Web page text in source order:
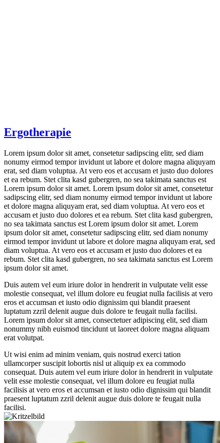
Ergotherapie
Lorem ipsum dolor sit amet, consetetur sadipscing elitr, sed diam
nonumy eirmod tempor invidunt ut labore et dolore magna aliquyam
erat, sed diam voluptua. At vero eos et accusam et justo duo dolores
et ea rebum. Stet clita kasd gubergren, no sea takimata sanctus est
Lorem ipsum dolor sit amet. Lorem ipsum dolor sit amet, consetetur
sadipscing elitr, sed diam nonumy eirmod tempor invidunt ut labore
et dolore magna aliquyam erat, sed diam voluptua. At vero eos et
accusam et justo duo dolores et ea rebum. Stet clita kasd gubergren,
no sea takimata sanctus est Lorem ipsum dolor sit amet. Lorem
ipsum dolor sit amet, consetetur sadipscing elitr, sed diam nonumy
eirmod tempor invidunt ut labore et dolore magna aliquyam erat, sed
diam voluptua. At vero eos et accusam et justo duo dolores et ea
rebum. Stet clita kasd gubergren, no sea takimata sanctus est Lorem
ipsum dolor sit amet.
Duis autem vel eum iriure dolor in hendrerit in vulputate velit esse
molestie consequat, vel illum dolore eu feugiat nulla facilisis at vero
eros et accumsan et iusto odio dignissim qui blandit praesent
luptatum zzril delenit augue duis dolore te feugait nulla facilisi.
Lorem ipsum dolor sit amet, consectetuer adipiscing elit, sed diam
nonummy nibh euismod tincidunt ut laoreet dolore magna aliquam
erat volutpat.
Ut wisi enim ad minim veniam, quis nostrud exerci tation
ullamcorper suscipit lobortis nisl ut aliquip ex ea commodo
consequat. Duis autem vel eum iriure dolor in hendrerit in vulputate
velit esse molestie consequat, vel illum dolore eu feugiat nulla
facilisis at vero eros et accumsan et iusto odio dignissim qui blandit
praesent luptatum zzril delenit augue duis dolore te feugait nulla
facilisi.